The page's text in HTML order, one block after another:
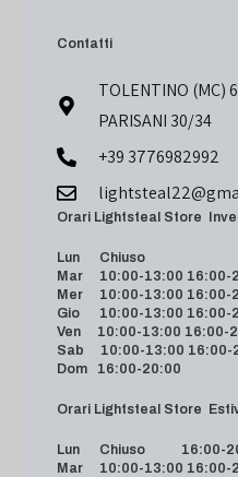
Contatti
TOLENTINO (MC)
PARISANI 30/34
+39 3776982992
Orari Lightsteal
Lun Chiuso
Mar 10:00-13:00 16:00-
Mer 10:00-13:00 16:00-
Gio 10:00-13:00 16:00-
Ven 10:00-13:00 16:00-
Sab 10:00-13:00 16:00-
Dom 16:00-20:00
Orari
Lun Chiuso 16:00-
Mar 10:00-13:00 16:00-